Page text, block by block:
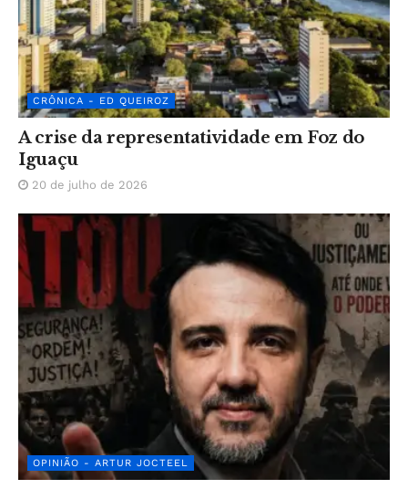
CRÔNICA - ED QUEIROZ
A crise da representatividade em Foz do
Iguaçu
20 de julho de 2026
OPINIÃO - ARTUR JOCTEEL